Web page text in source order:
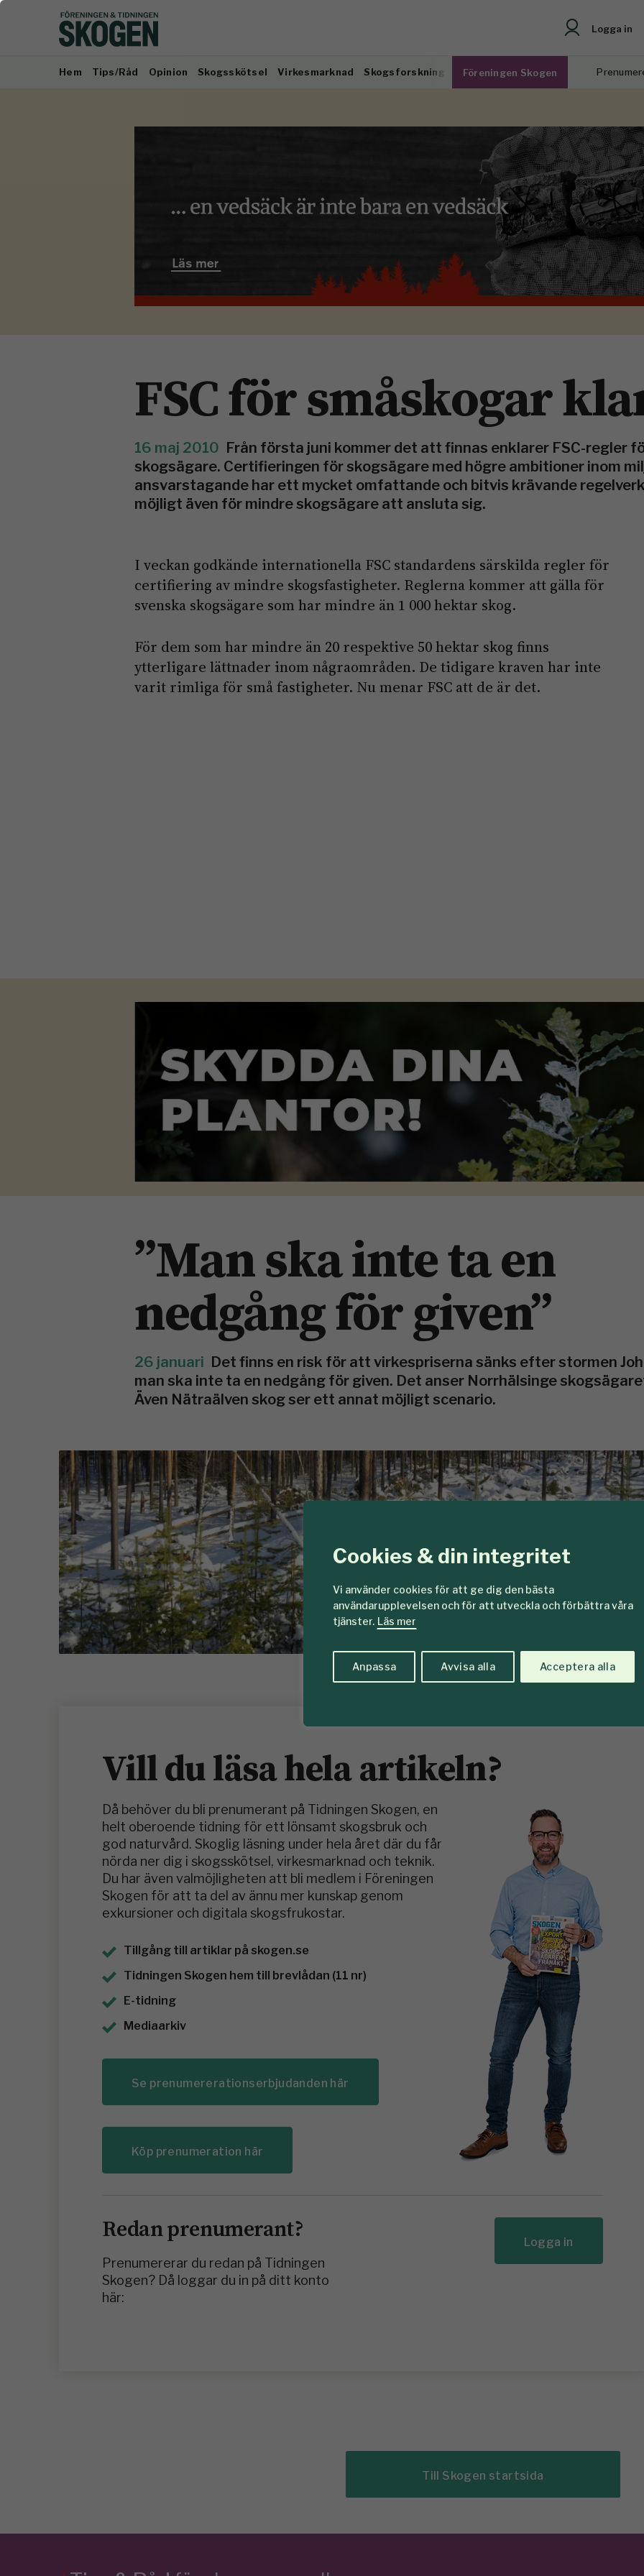
Cookies & din integritet
Vi använder cookies för att ge dig den bästa
användarupplevelsen och för att utveckla och förbättra våra
tjänster. Läs mer
Anpassa Avvisa alla Acceptera alla
Logga in
Hem Tips/Råd Opinion Skogsskötsel Virkesmarknad Skogsforskning Föreningen Skogen
FSC för småskogar
16 maj 2010 Från första juni kommer det att finnas enklarer FSC-regler
skogsägare. Certifieringen för skogsägare med högre ambitioner inom
ansvarstagande har ett mycket omfattande och bitvis krävande
möjligt även för mindre skogsägare att ansluta sig.
I veckan godkände internationella FSC standardens särskilda regler för
certifiering av mindre skogsfastigheter. Reglerna kommer att gälla för
svenska skogsägare som har mindre än 1 000 hektar skog.
För dem som har mindre än 20 respektive 50 hektar skog finns
ytterligare lättnader inom någraområden. De tidigare kraven har inte
varit rimliga för små fastigheter. Nu menar FSC att de är det.
”Man ska inte ta en
nedgång för given”
26 januari Det finns en risk för att virkespriserna sänks efter stormen
man ska inte ta en nedgång för given. Det anser Norrhälsinge
Även Nätraälven skog ser ett annat möjligt scenario.
Genrebild: Foto: Per
Vill du läsa hela artikeln?
Då behöver du bli prenumerant på Tidningen Skogen, en
helt oberoende tidning för ett lönsamt skogsbruk och
god naturvård. Skoglig läsning under hela året där du får
nörda ner dig i skogsskötsel, virkesmarknad och teknik.
Du har även valmöjligheten att bli medlem i Föreningen
Skogen för att ta del av ännu mer kunskap genom
exkursioner och digitala skogsfrukostar.
Tillgång till artiklar på skogen.se
Tidningen Skogen hem till brevlådan (11 nr)
E-tidning
Mediaarkiv
Se prenumererationserbjudanden här
Köp prenumeration här
Redan prenumerant?
Prenumererar du redan på Tidningen
Skogen? Då loggar du in på ditt konto
här:
Logga in
Till Skogen startsida